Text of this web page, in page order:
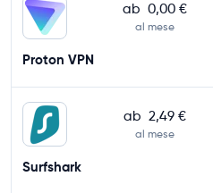
ab 0,00 €
al mese
Proton VPN
ab 2,49 €
al mese
Surfshark